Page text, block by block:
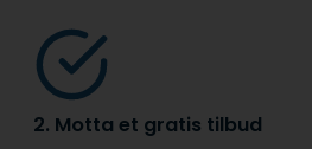
2. Motta et gratis tilbud